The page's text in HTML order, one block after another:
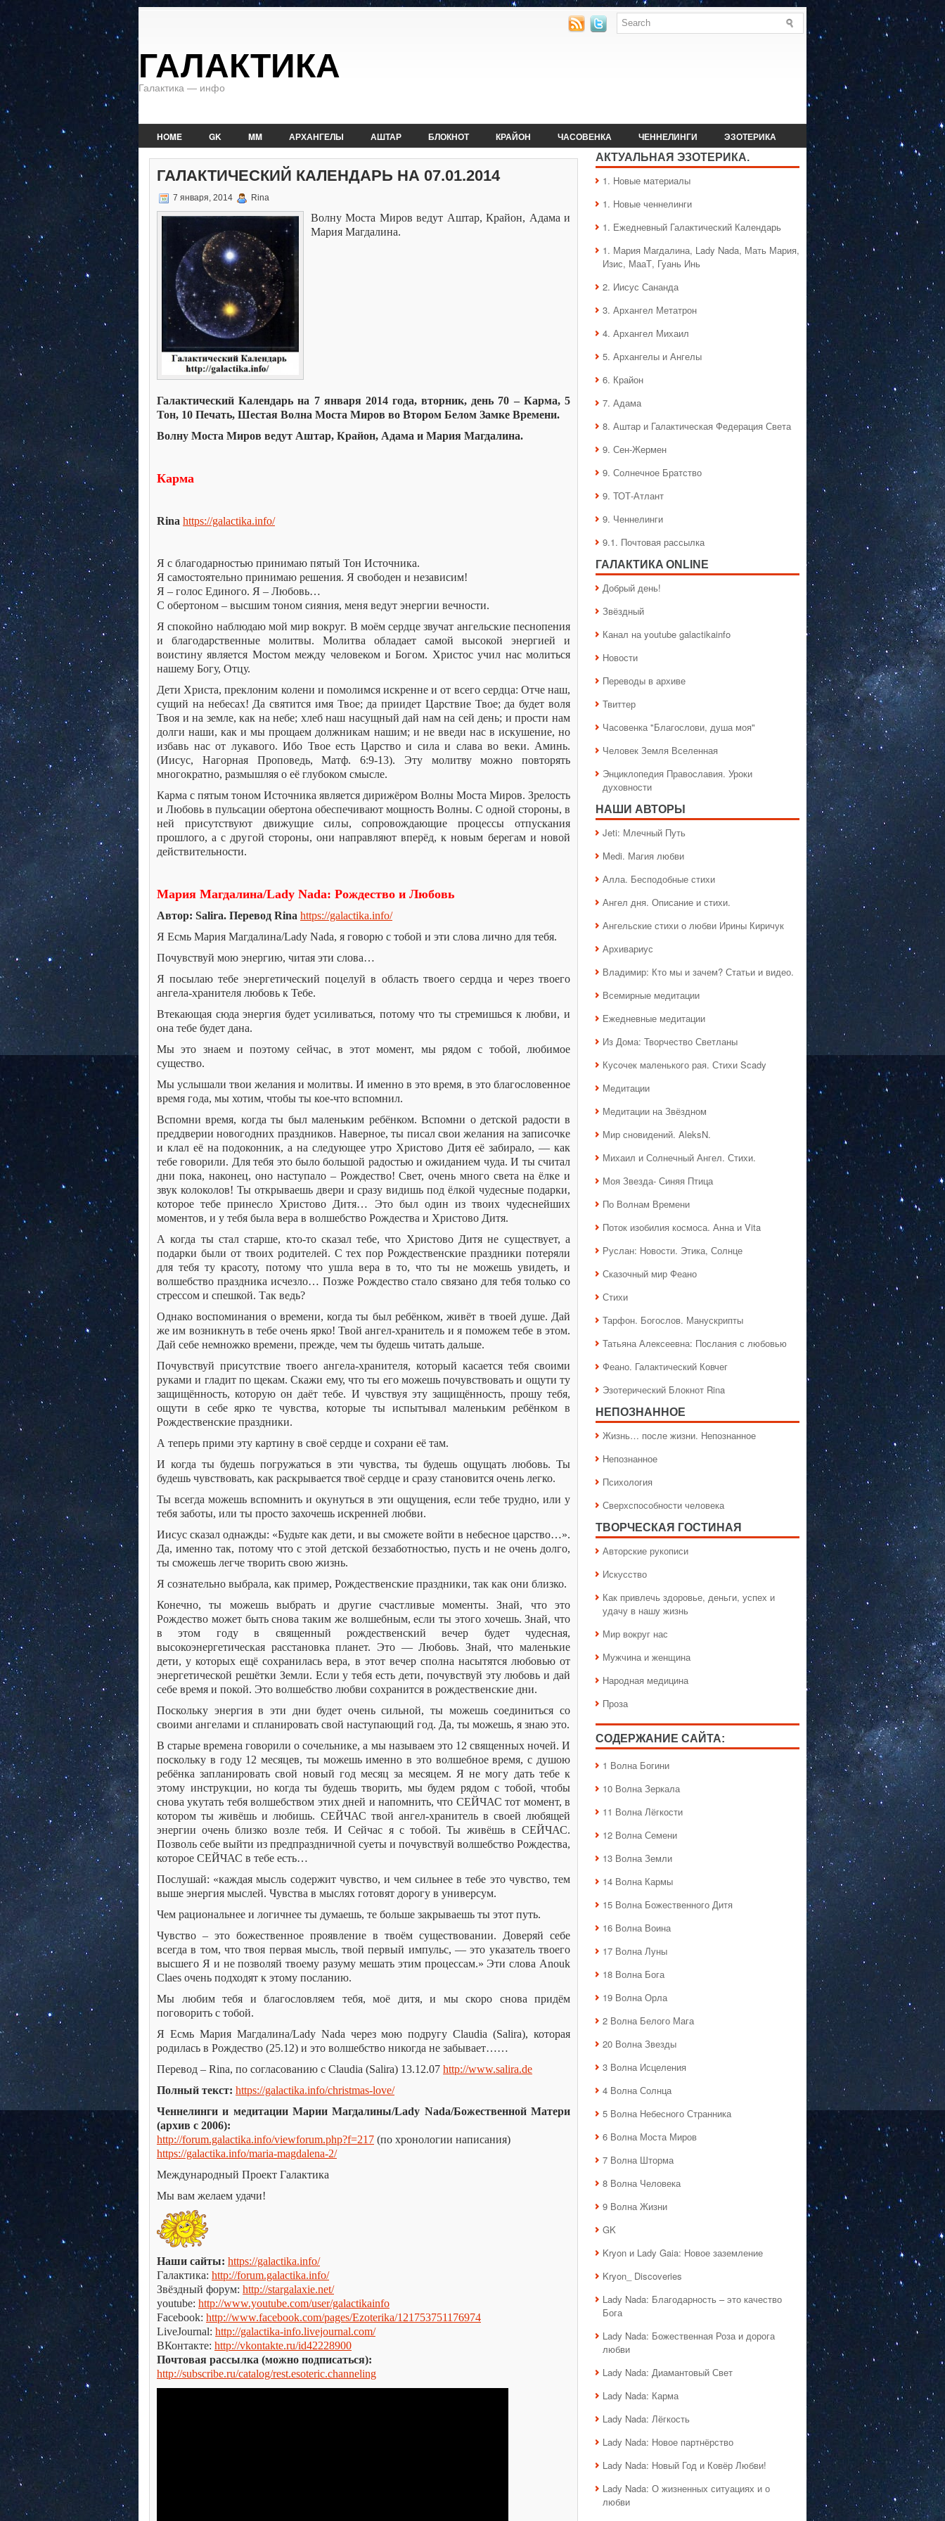
ГАЛАКТИКА
Галактика — инфо
HOME GK MM АРХАНГЕЛЫ АШТАР БЛОКНОТ КРАЙОН ЧАСОВЕНКА ЧЕННЕЛИНГИ ЭЗОТЕРИКА
ГАЛАКТИЧЕСКИЙ КАЛЕНДАРЬ НА 07.01.2014
7 января, 2014 Rina
Волну Моста Миров ведут Аштар, Крайон, Адама и
Мария Магдалина.
Галактический Календарь на 7 января 2014 года, вторник, день 70 – Карма, 5
Тон, 10 Печать, Шестая Волна Моста Миров во Втором Белом Замке Времени.
Волну Моста Миров ведут Аштар, Крайон, Адама и Мария Магдалина.
Карма
Rina https://galactika.info/
Я с благодарностью принимаю пятый Тон Источника.
Я самостоятельно принимаю решения. Я свободен и независим!
Я – голос Единого. Я – Любовь…
С обертоном – высшим тоном сияния, меня ведут энергии вечности.
Я спокойно наблюдаю мой мир вокруг. В моём сердце звучат ангельские песнопения
и благодарственные молитвы. Молитва обладает самой высокой энергией и
воистину является Мостом между человеком и Богом. Христос учил нас молиться
нашему Богу, Отцу.
Дети Христа, преклоним колени и помолимся искренне и от всего сердца: Отче наш,
сущий на небесах! Да святится имя Твое; да приидет Царствие Твое; да будет воля
Твоя и на земле, как на небе; хлеб наш насущный дай нам на сей день; и прости нам
долги наши, как и мы прощаем должникам нашим; и не введи нас в искушение, но
избавь нас от лукавого. Ибо Твое есть Царство и сила и слава во веки. Аминь.
(Иисус, Нагорная Проповедь, Матф. 6:9-13). Эту молитву можно повторять
многократно, размышляя о её глубоком смысле.
Карма с пятым тоном Источника является дирижёром Волны Моста Миров. Зрелость
и Любовь в пульсации обертона обеспечивают мощность Волны. С одной стороны, в
ней присутствуют движущие силы, сопровождающие процессы отпускания
прошлого, а с другой стороны, они направляют вперёд, к новым берегам и новой
действительности.
Мария Магдалина/Lady Nada: Рождество и Любовь
Автор: Salira. Перевод Rina https://galactika.info/
Я Есмь Мария Магдалина/Lady Nada, я говорю с тобой и эти слова лично для тебя.
Почувствуй мою энергию, читая эти слова…
Я посылаю тебе энергетический поцелуй в область твоего сердца и через твоего
ангела-хранителя любовь к Тебе.
Втекающая сюда энергия будет усиливаться, потому что ты стремишься к любви, и
она тебе будет дана.
Мы это знаем и поэтому сейчас, в этот момент, мы рядом с тобой, любимое
существо.
Мы услышали твои желания и молитвы. И именно в это время, в это благословенное
время года, мы хотим, чтобы ты кое-что вспомнил.
Вспомни время, когда ты был маленьким ребёнком. Вспомни о детской радости в
преддверии новогодних праздников. Наверное, ты писал свои желания на записочке
и клал её на подоконник, а на следующее утро Христово Дитя её забирало, — как
тебе говорили. Для тебя это было большой радостью и ожиданием чуда. И ты считал
дни пока, наконец, оно наступало – Рождество! Свет, очень много света на ёлке и
звук колоколов! Ты открываешь двери и сразу видишь под ёлкой чудесные подарки,
которое тебе принесло Христово Дитя… Это был один из твоих чудеснейших
моментов, и у тебя была вера в волшебство Рождества и Христово Дитя.
А когда ты стал старше, кто-то сказал тебе, что Христово Дитя не существует, а
подарки были от твоих родителей. С тех пор Рождественские праздники потеряли
для тебя ту красоту, потому что ушла вера в то, что ты не можешь увидеть, и
волшебство праздника исчезло… Позже Рождество стало связано для тебя только со
стрессом и спешкой. Так ведь?
Однако воспоминания о времени, когда ты был ребёнком, живёт в твоей душе. Дай
же им возникнуть в тебе очень ярко! Твой ангел-хранитель и я поможем тебе в этом.
Дай себе немножко времени, прежде, чем ты будешь читать дальше.
Почувствуй присутствие твоего ангела-хранителя, который касается тебя своими
руками и гладит по щекам. Скажи ему, что ты его можешь почувствовать и ощути ту
защищённость, которую он даёт тебе. И чувствуя эту защищённость, прошу тебя,
ощути в себе ярко те чувства, которые ты испытывал маленьким ребёнком в
Рождественские праздники.
А теперь прими эту картину в своё сердце и сохрани её там.
И когда ты будешь погружаться в эти чувства, ты будешь ощущать любовь. Ты
будешь чувствовать, как раскрывается твоё сердце и сразу становится очень легко.
Ты всегда можешь вспомнить и окунуться в эти ощущения, если тебе трудно, или у
тебя заботы, или ты просто захочешь искренней любви.
Иисус сказал однажды: «Будьте как дети, и вы сможете войти в небесное царство…».
Да, именно так, потому что с этой детской беззаботностью, пусть и не очень долго,
ты сможешь легче творить свою жизнь.
Я сознательно выбрала, как пример, Рождественские праздники, так как они близко.
Конечно, ты можешь выбрать и другие счастливые моменты. Знай, что это
Рождество может быть снова таким же волшебным, если ты этого хочешь. Знай, что
в этом году в священный рождественский вечер будет чудесная,
высокоэнергетическая расстановка планет. Это — Любовь. Знай, что маленькие
дети, у которых ещё сохранилась вера, в этот вечер сполна насытятся любовью от
энергетической решётки Земли. Если у тебя есть дети, почувствуй эту любовь и дай
себе время и покой. Это волшебство любви сохранится в рождественские дни.
Поскольку энергия в эти дни будет очень сильной, ты можешь соединиться со
своими ангелами и спланировать свой наступающий год. Да, ты можешь, я знаю это.
В старые времена говорили о сочельнике, а мы называем это 12 священных ночей. И
поскольку в году 12 месяцев, ты можешь именно в это волшебное время, с душою
ребёнка запланировать свой новый год месяц за месяцем. Я не могу дать тебе к
этому инструкции, но когда ты будешь творить, мы будем рядом с тобой, чтобы
снова укутать тебя волшебством этих дней и напомнить, что СЕЙЧАС тот момент, в
котором ты живёшь и любишь. СЕЙЧАС твой ангел-хранитель в своей любящей
энергии очень близко возле тебя. И Сейчас я с тобой. Ты живёшь в СЕЙЧАС.
Позволь себе выйти из предпраздничной суеты и почувствуй волшебство Рождества,
которое СЕЙЧАС в тебе есть…
Послушай: «каждая мысль содержит чувство, и чем сильнее в тебе это чувство, тем
выше энергия мыслей. Чувства в мыслях готовят дорогу в универсум.
Чем рациональнее и логичнее ты думаешь, те больше закрываешь ты этот путь.
Чувство – это божественное проявление в твоём существовании. Доверяй себе
всегда в том, что твоя первая мысль, твой первый импульс, — это указатель твоего
высшего Я и не позволяй твоему разуму мешать этим процессам.» Эти слова Anouk
Claes очень подходят к этому посланию.
Мы любим тебя и благословляем тебя, моё дитя, и мы скоро снова придём
поговорить с тобой.
Я Есмь Мария Магдалина/Lady Nada через мою подругу Claudia (Salira), которая
родилась в Рождество (25.12) и это волшебство никогда не забывает……
Перевод – Rina, по согласованию с Claudia (Salira) 13.12.07 http://www.salira.de
Полный текст: https://galactika.info/christmas-love/
Ченнелинги и медитации Марии Магдалины/Lady Nada/Божественной Матери
(архив с 2006):
http://forum.galactika.info/viewforum.php?f=217 (по хронологии написания)
https://galactika.info/maria-magdalena-2/
Международный Проект Галактика
Мы вам желаем удачи!
Наши сайты: https://galactika.info/
Галактика: http://forum.galactika.info/
Звёздный форум: http://stargalaxie.net/
youtube: http://www.youtube.com/user/galactikainfo
Facebook: http://www.facebook.com/pages/Ezoterika/121753751176974
LiveJournal: http://galactika-info.livejournal.com/
ВКонтакте: http://vkontakte.ru/id42228900
Почтовая рассылка (можно подписаться):
http://subscribe.ru/catalog/rest.esoteric.channeling
АКТУАЛЬНАЯ ЭЗОТЕРИКА.
1. Hовые материалы
1. Hовые ченнелинги
1. Ежедневный Галактический Календарь
1. Мария Магдалина, Lady Nada, Мать Мария,
Изис, МааТ, Гуань Инь
2. Иисус Сананда
3. Архангел Метатрон
4. Архангел Михаил
5. Архангелы и Ангелы
6. Крайон
7. Адама
8. Аштар и Галактическая Федерация Света
9. Сен-Жермен
9. Солнечное Братство
9. ТОТ-Атлант
9. Ченнелинги
9.1. Почтовая рассылка
ГАЛАКТИКA ONLINE
Добрый день!
Звёздный
Канал на youtube galactikainfo
Новости
Переводы в архиве
Твиттер
Часовенка "Благослови, душа моя"
Человек Земля Вселенная
Энциклопедия Православия. Уроки
духовности
НАШИ АВТОРЫ
Jeti: Млечный Путь
Medi. Магия любви
Алла. Бесподобные стихи
Ангел дня. Описание и стихи.
Ангельские стихи о любви Ирины Киричук
Архивариус
Владимир: Кто мы и зачем? Статьи и видео.
Всемирные медитации
Ежедневные медитации
Из Дома: Творчество Светланы
Кусочек маленького рая. Стихи Scady
Медитации
Медитации на Звёздном
Мир сновидений. AleksN.
Михаил и Солнечный Ангел. Стихи.
Моя Звезда- Синяя Птица
По Волнам Времени
Поток изобилия космоса. Анна и Vita
Руслан: Новости. Этика, Солнце
Сказочный мир Феано
Стихи
Тарфон. Богослов. Манускрипты
Татьяна Алексеевна: Послания с любовью
Феано. Галактический Ковчег
Эзотерический Блокнот Rina
НЕПОЗНАННОЕ
Жизнь… после жизни. Непознанное
Непознанное
Психология
Сверхспособности человека
ТВОРЧЕСКАЯ ГОСТИНАЯ
Авторские рукописи
Искусство
Как привлечь здоровье, деньги, успех и
удачу в нашу жизнь
Мир вокруг нас
Мужчина и женщина
Народная медицина
Проза
СОДЕРЖАНИЕ САЙТА:
1 Волна Богини
10 Волна Зеркала
11 Волна Лёгкости
12 Волна Семени
13 Волна Земли
14 Волна Кармы
15 Волна Божественного Дитя
16 Волна Воина
17 Волна Луны
18 Волна Бога
19 Волна Орла
2 Волна Белого Мага
20 Волна Звезды
3 Волна Исцеления
4 Волна Солнца
5 Волна Небесного Странника
6 Волна Моста Миров
7 Волна Шторма
8 Волна Человека
9 Волна Жизни
GK
Kryon и Lady Gaia: Новое заземление
Kryon_ Discoveries
Lady Nada: Благодарность – это качество
Бога
Lady Nada: Божественная Роза и дорога
любви
Lady Nada: Диамантовый Свет
Lady Nada: Карма
Lady Nada: Лёгкость
Lady Nada: Новое партнёрство
Lady Nada: Новый Год и Ковёр Любви!
Lady Nada: О жизненных ситуациях и о
любви